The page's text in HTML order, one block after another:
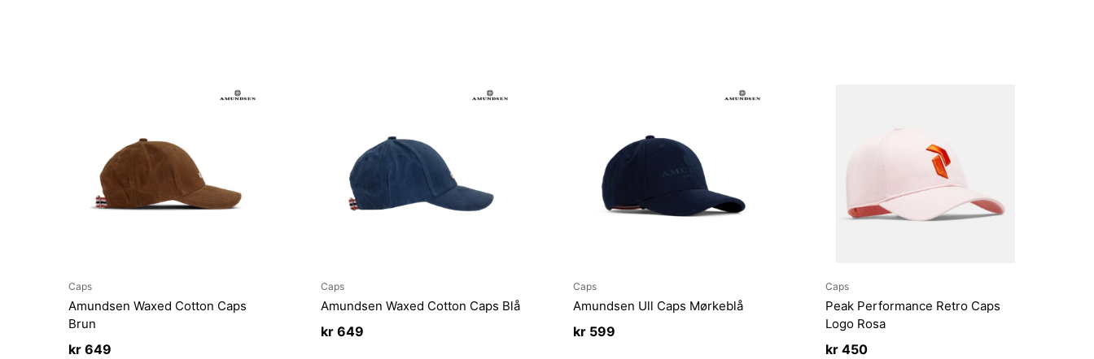
Caps
Amundsen Waxed Cotton Caps
Brun
kr 649
Caps
Amundsen Waxed Cotton Caps Blå
kr649
Caps
Amundsen Ull Caps Mørkeblå
kr599
Caps
Peak Performance Retro Caps
Logo Rosa
kr450